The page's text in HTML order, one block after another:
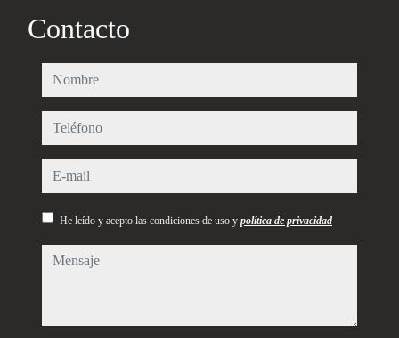
Contacto
nombre
teléfono
e-mail
He leído y acepto las condiciones de uso y política de privacidad
mensaje